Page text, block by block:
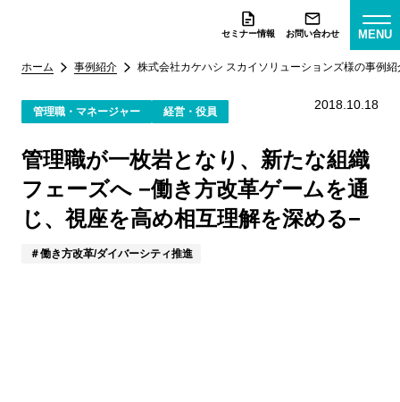
セミナー情報 お問い合わせ MENU
ホーム 事例紹介 株式会社カケハシ スカイソリューションズ様の事例紹
管理職・マネージャー 経営・役員 2018.10.18
管理職が一枚岩となり、新たな組織
フェーズへ −働き方改革ゲームを通
じ、視座を高め相互理解を深める−
働き方改革/ダイバーシティ推進